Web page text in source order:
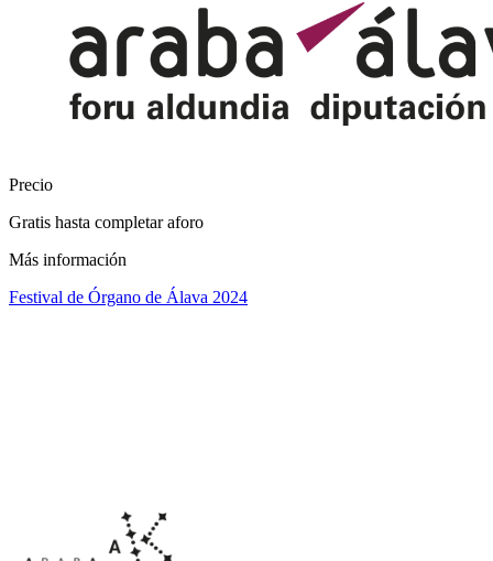
Precio
Gratis hasta completar aforo
Más información
Festival de Órgano de Álava 2024